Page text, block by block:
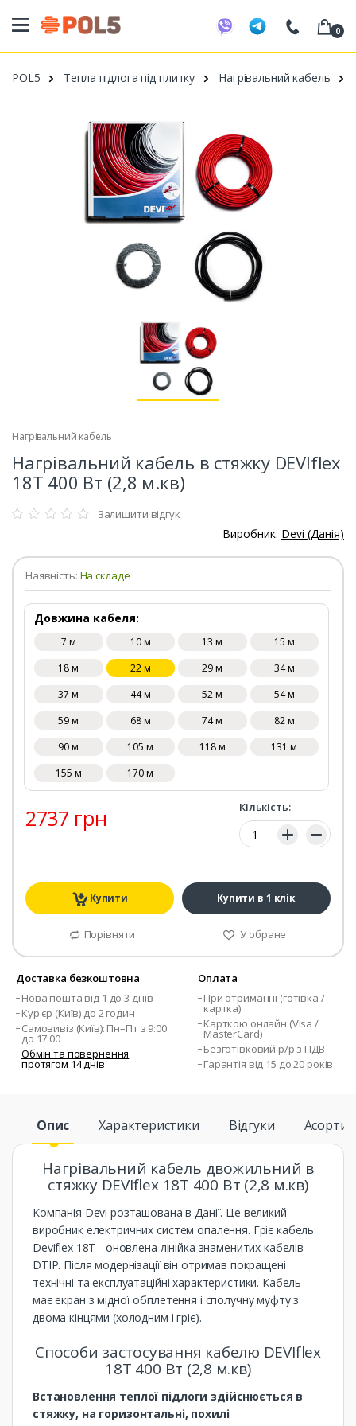
098 20 52 818
099 53 43 210
0
POL5 Тепла підлога під плитку Нагрівальний кабель
Нагрівальний кабель
Нагрівальний кабель в стяжку DEVIflex
18T 400 Вт (2,8 м.кв)
Залишити відгук
Виробник: Devi (Данія)
Наявність: На складе
Довжина кабеля:
7 м 10 м 13 м
15 м
18 м
22 м 29 м
34 м
37 м
44 м 52 м
54 м
59 м
68 м 74 м
82 м
90 м
105 м 118 м
131 м
155 м
170 м
2737 грн Кількість:
Кількість:
Купити Купити в 1 клік
Порівняти У обране
Доставка безкоштовна
Нова пошта від 1 до 3 днів
Кур'єр (Київ) до 2 годин
Самовивіз (Київ): Пн–Пт з 9:00
до 17:00
Обмін та повернення
протягом 14 днів
Оплата
При отриманні (готівка /
картка)
Карткою онлайн (Visa /
MasterCard)
Безготівковий р/р з ПДВ
Гарантія від 15 до 20 років
Опис Характеристики Відгуки
Нагрівальний кабель двожильний в
стяжку DEVIflex 18T 400 Вт (2,8 м.кв)
Компанія Devi розташована в Данії. Це великий
виробник електричних систем опалення. Гріє кабель
Deviflex 18T - оновлена ​​лінійка знаменитих кабелів
DTIP. Після модернізації він отримав покращені
технічні та експлуатаційні характеристики. Кабель
має екран з мідної обплетення і сполучну муфту з
двома кінцями (холодним і гріє).
Способи застосування кабелю DEVIflex
18T 400 Вт (2,8 м.кв)
Встановлення теплої підлоги здійснюється в
стяжку, на горизонтальні, похилі